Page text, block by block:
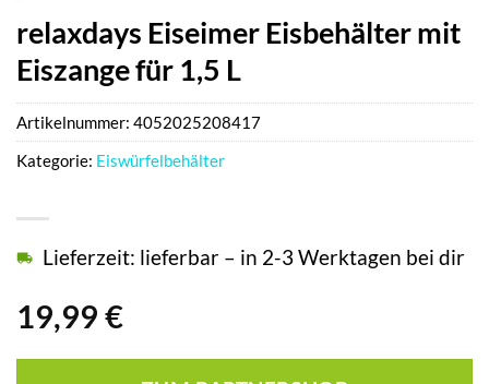
relaxdays Eiseimer Eisbehälter mit
Eiszange für 1,5 L
19,99 €
Lieferzeit: lieferbar – in 2-3 Werktagen bei dir
Artikelnummer: 4052025208417
Kategorie: Eiswürfelbehälter